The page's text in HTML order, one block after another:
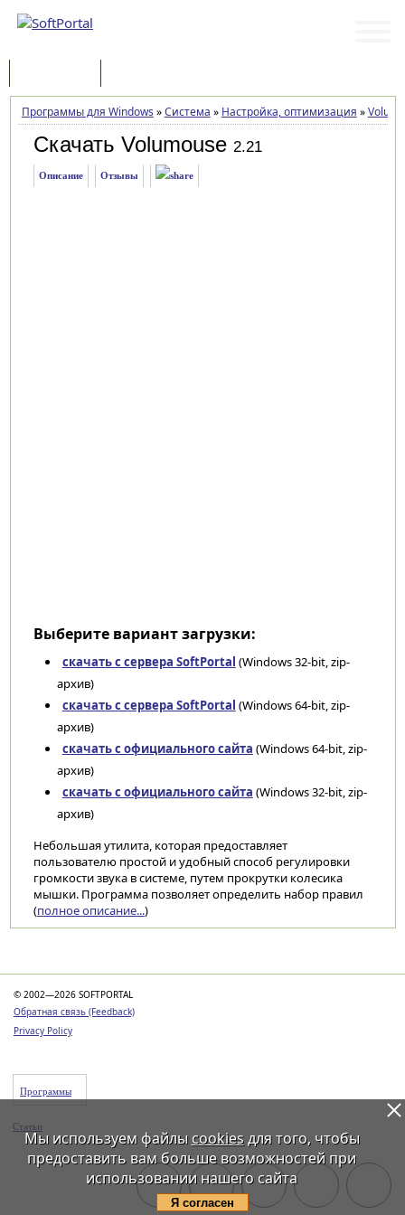
Программы для Windows »Система » Настройка, оптимизация »
Скачать Volumouse 2.21
Описание Отзывы
Выберите вариант загрузки:
скачать с сервера SoftPortal (Windows 32-bit, zip-
архив)
скачать с сервера SoftPortal (Windows 64-bit, zip-
архив)
скачать с официального сайта (Windows 64-bit, zip-
архив)
скачать с официального сайта (Windows 32-bit, zip-
архив)
Небольшая утилита, которая предоставляет
пользователю простой и удобный способ регулировки
громкости звука в системе, путем прокрутки колесика
мышки. Программа позволяет определить набор правил
(полное описание...)
© 2002—2026 SOFTPORTAL
Обратная связь (Feedback)
Privacy Policy
Программы
Статьи
Мы используем файлы cookiesдля того, чтобы
предоставить вам больше возможностей при
использовании нашего сайта